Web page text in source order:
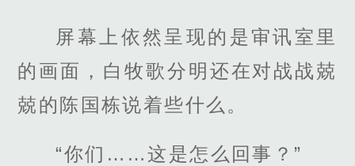
屏幕上依然呈现的是审讯室里
的画面，白牧歌分明还在对战战兢
兢的陈国栋说着些什么。
“你们……这是怎么回事？”